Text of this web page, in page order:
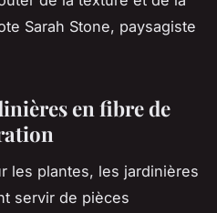
Sarah Stone, paysagiste
en fibre de
les plantes, les jardinières
servir de pièces